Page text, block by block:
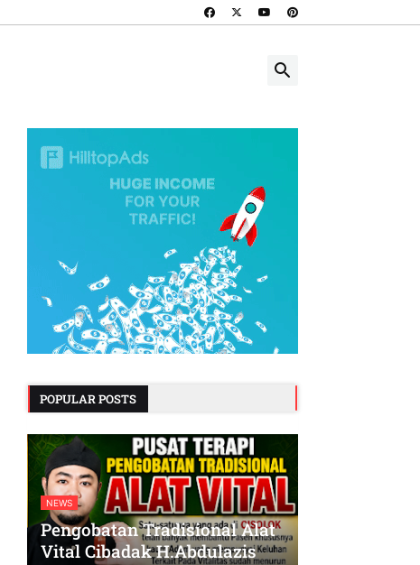
POPULAR POSTS
NEWS
Pengobatan Tradisional Alat
Vital Cibadak H.Abdulazis